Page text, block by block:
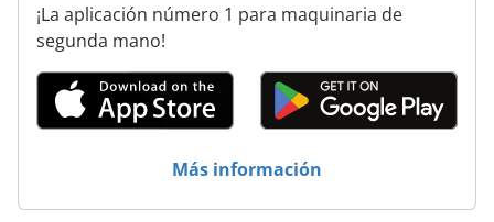
¡La aplicación número 1 para maquinaria de
segunda mano!
Más información